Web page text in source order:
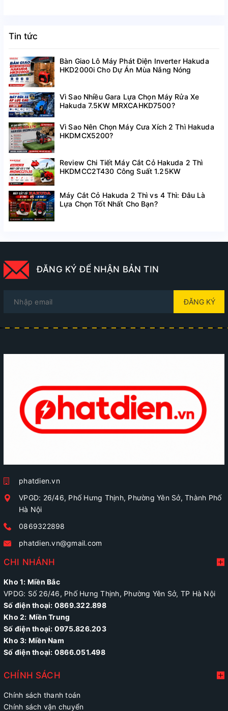
Tin tức
Bàn Giao Lô Máy Phát Điện Inverter Hakuda
HKD2000i Cho Dự Án Mùa Nắng Nóng
Vì Sao Nhiều Gara Lựa Chọn Máy Rửa Xe
Hakuda 7.5KW MRXCAHKD7500?
Vì Sao Nên Chọn Máy Cưa Xích 2 Thì Hakuda
HKDMCX5200?
Review Chi Tiết Máy Cắt Cỏ Hakuda 2 Thì
HKDMCC2T430 Công Suất 1.25KW
Máy Cắt Cỏ Hakuda 2 Thì vs 4 Thì: Đâu Là
Lựa Chọn Tốt Nhất Cho Bạn?
ĐĂNG KÝ ĐỂ NHẬN BẢN TIN
ĐĂNG KÝ
phatdien.vn
VPGD: 26/46, Phố Hưng Thịnh, Phường Yên Sở, Thành Phố
Hà Nội
0869322898
phatdien.vn@gmail.com
CHI NHÁNH
Kho 1: Miền Bắc
VPDG: Số 26/46, Phố Hưng Thịnh, Phường Yên Sở, TP Hà Nội
Số điện thoại: 0869.322.898
Kho 2: Miền Trung
Số điện thoại: 0975.826.203
Kho 3: Miền Nam
Số điện thoại: 0866.051.498
CHÍNH SÁCH
Chính sách thanh toán
Chính sách vận chuyển